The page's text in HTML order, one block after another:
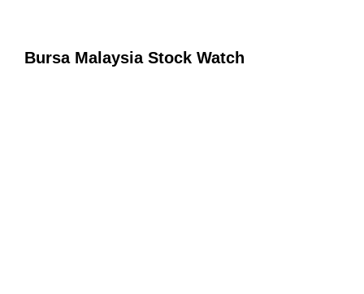
Bursa Malaysia Stock Watch